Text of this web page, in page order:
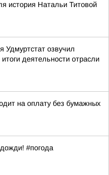
история Натальи Титовой
Удмуртстат озвучил
деятельности отрасли
на оплату без бумажных
#погода